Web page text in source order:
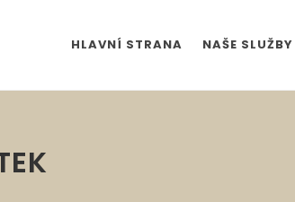
HLAVNÍ STRANA NAŠE SLUŽBY